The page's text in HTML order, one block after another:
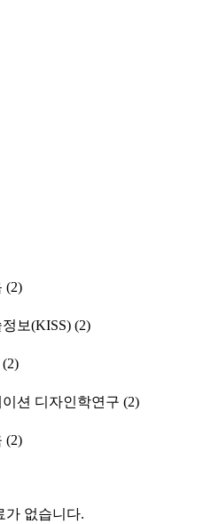
(2)
보(KISS) (2)
(2)
션 디자인학연구 (2)
(2)
가 없습니다.